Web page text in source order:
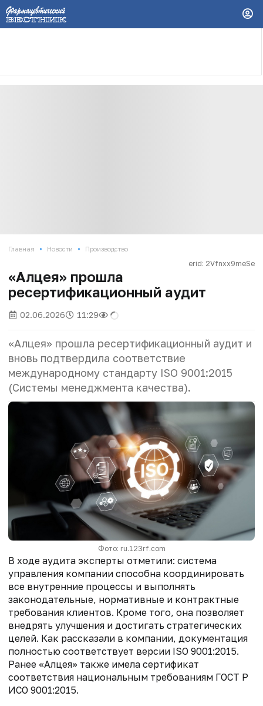
Главная • Новости • Производство
erid: 2Vfnxx9meSe
«Алцея» прошла
ресертификационный аудит
02.06.2026 11:29
«Алцея» прошла ресертификационный аудит и
вновь подтвердила соответствие
международному стандарту ISO 9001:2015
(Системы менеджмента качества).
Фото: ru.123rf.com
В ходе аудита эксперты отметили: система
управления компании способна координировать
все внутренние процессы и выполнять
законодательные, нормативные и контрактные
требования клиентов. Кроме того, она позволяет
внедрять улучшения и достигать стратегических
целей. Как рассказали в компании, документация
полностью соответствует версии ISO 9001:2015.
Ранее «Алцея» также имела сертификат
соответствия национальным требованиям ГОСТ Р
ИСО 9001:2015.